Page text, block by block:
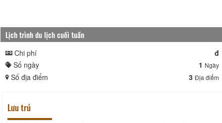
Lịch trình du lịch cuối tuần
Chi phí
đ
Số ngày
1 Ngày
Số địa điểm 3 Địa điểm
Lưu trú